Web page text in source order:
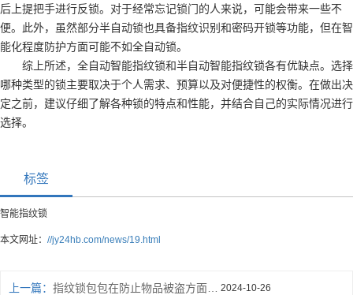
后上提把手进行反锁。对于经常忘记锁门的人来说，可能会带来一些不
便。此外，虽然部分半自动锁也具备指纹识别和密码开锁等功能，但在智
能化程度防护方面可能不如全自动锁。
综上所述，全自动智能指纹锁和半自动智能指纹锁各有优缺点。选择
哪种类型的锁主要取决于个人需求、预算以及对便捷性的权衡。在做出决
定之前，建议仔细了解各种锁的特点和性能，并结合自己的实际情况进行
选择。
标签
智能指纹锁
本文网址： //jy24hb.com/news/19.html
上一篇： 2024-10-26